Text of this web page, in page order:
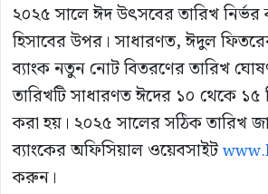
২০২৫ সালে ঈদ উৎসবের তারিখ নির্ভর
হিসাবের উপর। সাধারণত, ঈদুল
ব্যাংক নতুন নোট বিতরণের তারিখ
তারিখটি সাধারণত ঈদের ১০ থেকে ১৫
করা হয়। ২০২৫ সালের সঠিক তারিখ
ব্যাংকের অফিসিয়াল ওয়েবসাইট
করুন।